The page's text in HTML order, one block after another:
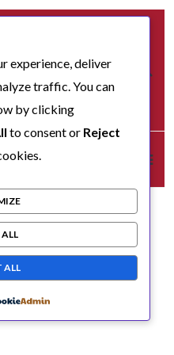
experience, deliver
traffic. You can
by clicking
to consent or Reject
ALL
ALL